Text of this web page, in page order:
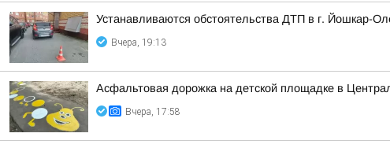
Устанавливаются обстоятельства ДТП в г. Йошкар-
Вчера, 19:13
Асфальтовая дорожка на детской площадке в
Вчера, 17:58